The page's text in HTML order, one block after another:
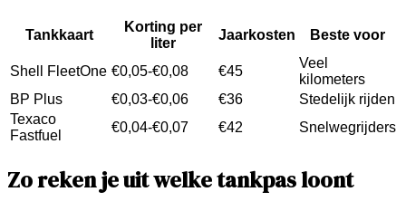
Tankkaart
Korting per
liter
Jaarkosten Beste voor
Shell FleetOne €0,05-€0,08 €45
Veel
kilometers
BP Plus
€0,03-€0,06 €36
Stedelijk rijden
Texaco
Fastfuel
€0,04-€0,07 €42 Snelwegrijders
Zo reken je uit welke tankpas loont